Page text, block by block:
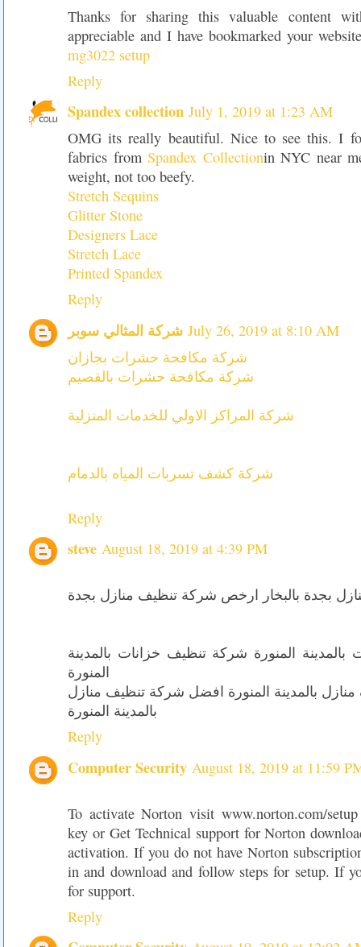
Thanks for sharing this valuable content
appreciable and I have bookmarked your
mg3022 setup
Reply
Spandex collection July 1, 2019 at 1:23 AM
OMG its really beautiful. Nice to see this. I
fabrics from Spandex Collectionin NYC near
weight, not too beefy.
Stretch Sequins
Glitter Stone
Designers Lace
Stretch Lace
Printed Spandex
Reply
شركة المثالي سوبر July 26, 2019 at 8:10 AM
شركة مكافحة حشرات بجازان
شركة مكافحة حشرات بالقصيم
شركة المراكز الاولي للخدمات المنزلية
شركة كشف تسربات المياه بالدمام
Reply
steve August 18, 2019 at 4:39 PM
بجدة بالبخار ارخص شركة تنظيف منازل بجدة
المنورة شركة تنظيف خزانات بالمدينة
المنورة
بالمدينة المنورة افضل شركة تنظيف منازل
بالمدينة المنورة
Reply
Computer Security August 18, 2019 at 11:59
To activate Norton visit www.norton.com/
key or Get Technical support for Norton
activation. If you do not have Norton
in and download and follow steps for setup. If
for support.
Reply